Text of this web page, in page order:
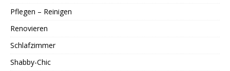
Pflegen – Reinigen
Renovieren
Schlafzimmer
Shabby-Chic